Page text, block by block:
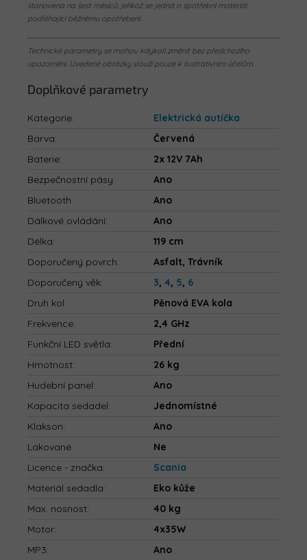
stanovena na šest měsíců, jelikož se jedná o spotřební materiál
podléhající běžnému opotřebení.
Technické parametry se mohou kdykoli změnit bez předchozího
upozornění. Uvedené obrázky slouží pouze k ilustrativním účelům.
Doplňkové parametry
Kategorie:
Elektrická autíčka
Barva:
Červená
Baterie:
2x 12V 7Ah
Bezpečnostní pásy:
Ano
Bluetooth:
Ano
Dálkové ovládání:
Ano
Délka:
119 cm
Doporučený povrch:
Asfalt, Trávník
Doporučený věk: 3, 4, 5, 6
Druh kol:
Pěnová EVA kola
Frekvence:
2,4 GHz
Funkční LED světla:
Přední
Hmotnost:
26 kg
Hudební panel:
Ano
Kapacita sedadel:
Jednomístné
Klakson:
Ano
Lakované:
Ne
Licence - značka:
Scania
Materiál sedadla:
Eko kůže
Max. nosnost:
40 kg
Motor:
4x35W
MP3:
Ano